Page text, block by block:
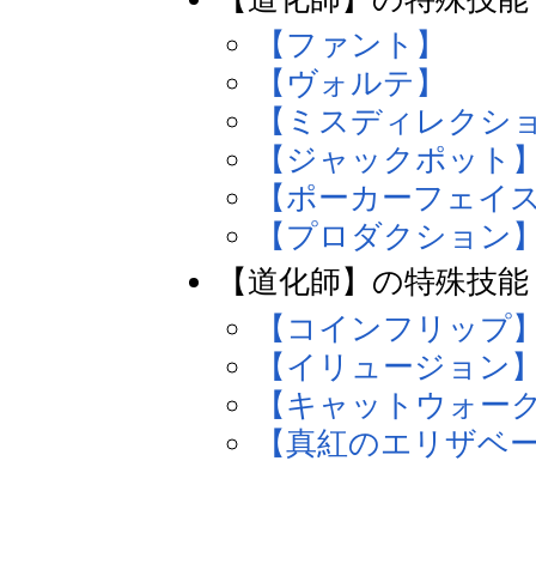
【ファント】
【ヴォルテ】
【ミスディレクシ
【ジャックポット
【ポーカーフェイ
【プロダクション
【道化師】の特殊技
【コインフリップ
【イリュージョン
【キャットウォー
【真紅のエリザベ